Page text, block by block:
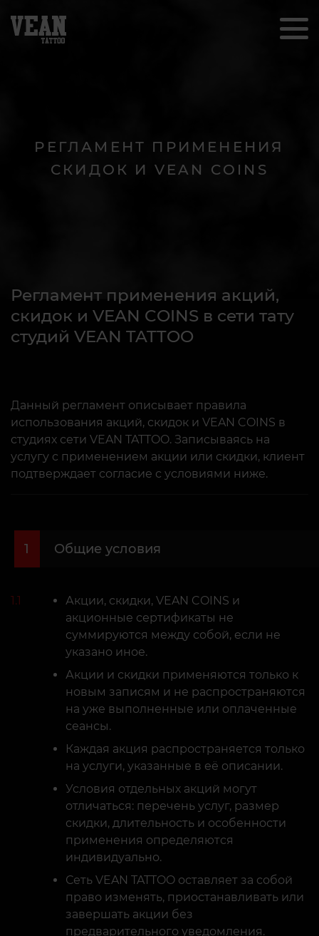
РЕГЛАМЕНТ ПРИМЕНЕНИЯ
СКИДОК И VEAN COINS
Регламент применения акций,
скидок и VEAN COINS в сети тату
студий VEAN TATTOO
Данный регламент описывает правила
использования акций, скидок и VEAN COINS в
студиях сети VEAN TATTOO. Записываясь на
услугу с применением акции или скидки, клиент
подтверждает согласие с условиями ниже.
1 Общие условия
1.1
Акции, скидки, VEAN COINS и
акционные сертификаты не
суммируются между собой, если не
указано иное.
Акции и скидки применяются только к
новым записям и не распространяются
на уже выполненные или оплаченные
сеансы.
Каждая акция распространяется только
на услуги, указанные в её описании.
Условия отдельных акций могут
отличаться: перечень услуг, размер
скидки, длительность и особенности
применения определяются
индивидуально.
Сеть VEAN TATTOO оставляет за собой
право изменять, приостанавливать или
завершать акции без
предварительного уведомления.